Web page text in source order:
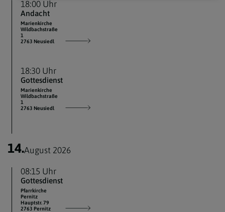
18:00 Uhr
Andacht
Marienkirche
Wildbachstraße
1
2763 Neusiedl
18:30 Uhr
Gottesdienst
Marienkirche
Wildbachstraße
1
2763 Neusiedl
14.August 2026
08:15 Uhr
Gottesdienst
Pfarrkirche
Pernitz
Hauptstr. 79
2763 Pernitz